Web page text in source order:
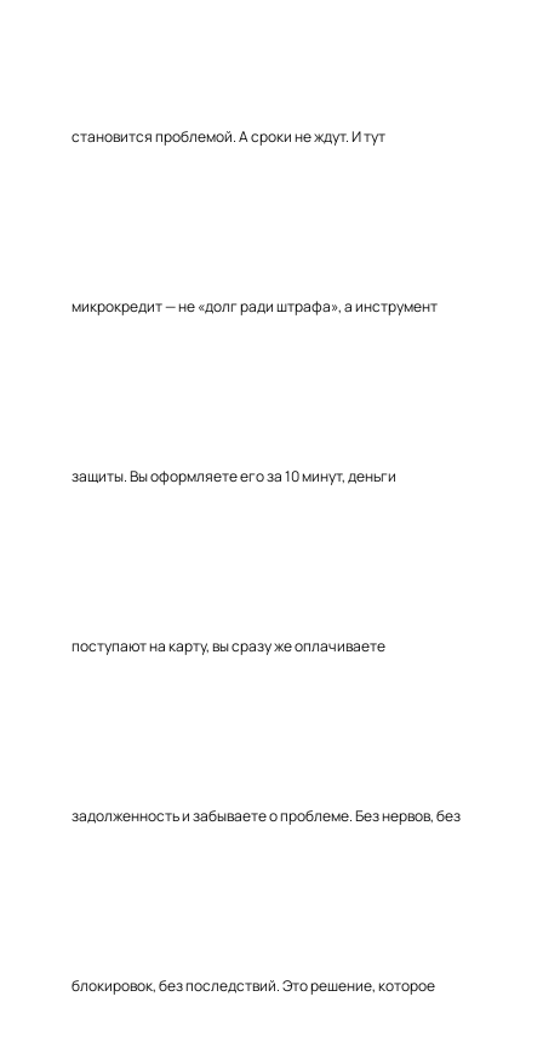
становится проблемой. А сроки не ждут. И тут
микрокредит — не «долг ради штрафа», а инструмент
защиты. Вы оформляете его за 10 минут, деньги
поступают на карту, вы сразу же оплачиваете
задолженность и забываете о проблеме. Без нервов, без
блокировок, без последствий. Это решение, которое